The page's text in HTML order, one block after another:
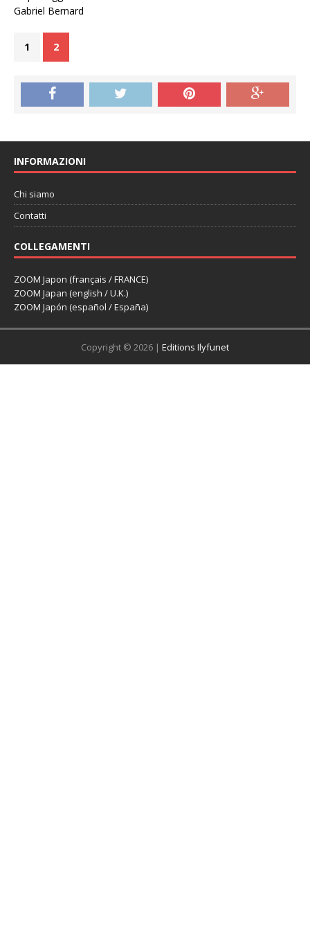
Gabriel Bernard
1 2
INFORMAZIONI
Chi siamo
Contatti
COLLEGAMENTI
ZOOM Japon (français / FRANCE)
ZOOM Japan (english / U.K.)
ZOOM Japón (español / España)
Copyright © 2026 | Editions Ilyfunet